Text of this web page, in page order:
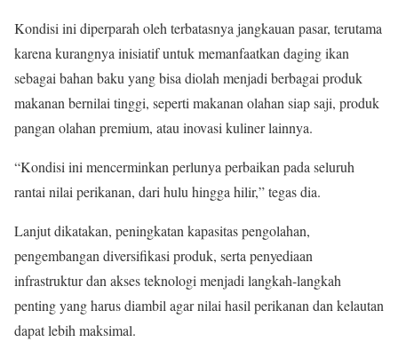
Kondisi ini diperparah oleh terbatasnya jangkauan pasar, terutama
karena kurangnya inisiatif untuk memanfaatkan daging ikan
sebagai bahan baku yang bisa diolah menjadi berbagai produk
makanan bernilai tinggi, seperti makanan olahan siap saji, produk
pangan olahan premium, atau inovasi kuliner lainnya.
“Kondisi ini mencerminkan perlunya perbaikan pada seluruh
rantai nilai perikanan, dari hulu hingga hilir,” tegas dia.
Lanjut dikatakan, peningkatan kapasitas pengolahan,
pengembangan diversifikasi produk, serta penyediaan
infrastruktur dan akses teknologi menjadi langkah-langkah
penting yang harus diambil agar nilai hasil perikanan dan kelautan
dapat lebih maksimal.